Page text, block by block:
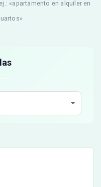
«apartamento en alquiler en